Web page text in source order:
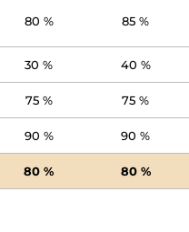
80 % 85 %
30 % 40 %
75 % 75 %
90 % 90 %
80 % 80 %